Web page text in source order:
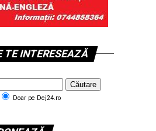
TE INTERESEAZĂ
Doar pe Dej24.ro